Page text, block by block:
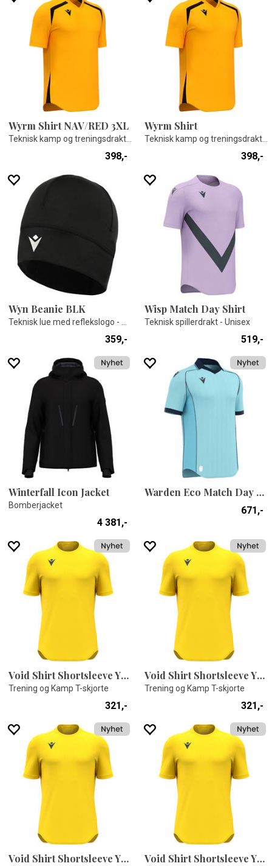
Wyrm Shirt NAV/RED 3XL
398,-
Wyrm Shirt
398,-
Wyn Beanie BLK
359,-
Wisp Match Day Shirt
Teknisk spillerdrakt - Unisex
519,-
Winterfall Icon Jacket
Bomberjacket
4 381,-
Warden Eco Match Day Shirt
671,-
Void Shirt Shortsleeve YEL XXS
Trening og Kamp T-skjorte
321,-
Void Shirt Shortsleeve YEL XXL
Trening og Kamp T-skjorte
321,-
Void Shirt Shortsleeve YEL XS Void Shirt Shortsleeve YEL XL